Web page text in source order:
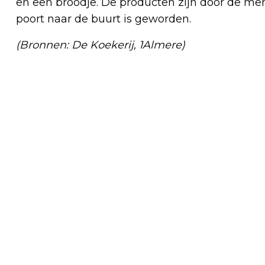
poort naar de buurt is geworden.
(Bronnen: De Koekerij, 1Almere)